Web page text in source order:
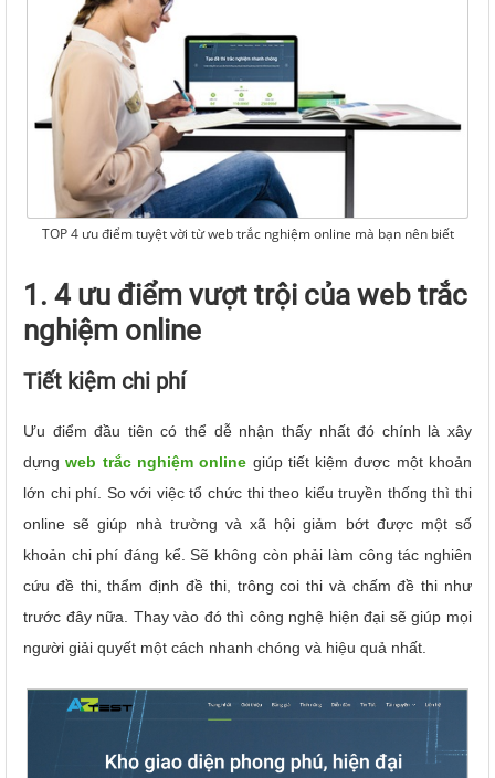
TOP 4 ưu điểm tuyệt vời từ web trắc nghiệm online mà bạn nên biết
1. 4 ưu điểm vượt trội của web trắc
nghiệm online
Tiết kiệm chi phí
Ưu điểm đầu tiên có thể dễ nhận thấy nhất đó chính là xây
dựngweb trắc nghiệm online giúp tiết kiệm được một khoản
lớn chi phí. So với việc tổ chức thi theo kiểu truyền thống thì thi
online sẽ giúp nhà trường và xã hội giảm bớt được một số
khoản chi phí đáng kể. Sẽ không còn phải làm công tác nghiên
cứu đề thi, thẩm định đề thi, trông coi thi và chấm đề thi như
trước đây nữa. Thay vào đó thì công nghệ hiện đại sẽ giúp mọi
người giải quyết một cách nhanh chóng và hiệu quả nhất.